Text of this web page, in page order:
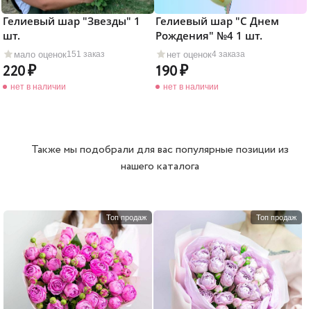
мало оценок151 заказ
Гелиевый шар "Звезды" 1
шт.
220
нет в наличии
нет оценок4 заказа
Гелиевый шар "С Днем
Рождения" №4 1 шт.
190
нет в наличии
Также мы подобрали для вас популярные позиции из
нашего каталога
Топ продаж Топ продаж